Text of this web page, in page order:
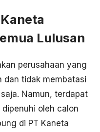
Lulusan
perusahaan yang
dan tidak membatasi
Namun, terdapat
oleh calon
di PT Kaneta